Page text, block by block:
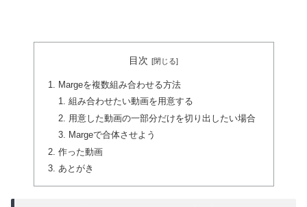
目次
Margeを複数組み合わせる方法
組み合わせたい動画を用意する
用意した動画の一部分だけを切り出したい場合
Margeで合体させよう
作った動画
あとがき